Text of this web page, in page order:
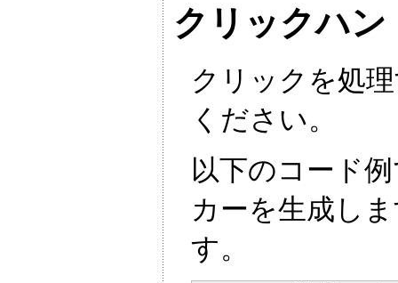
クリックハン
クリックを処
ください。
以下のコード
カーを生成し
す。